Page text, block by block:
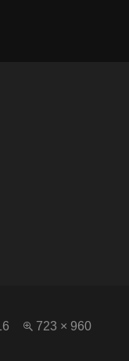
Dimensiune
723 × 960